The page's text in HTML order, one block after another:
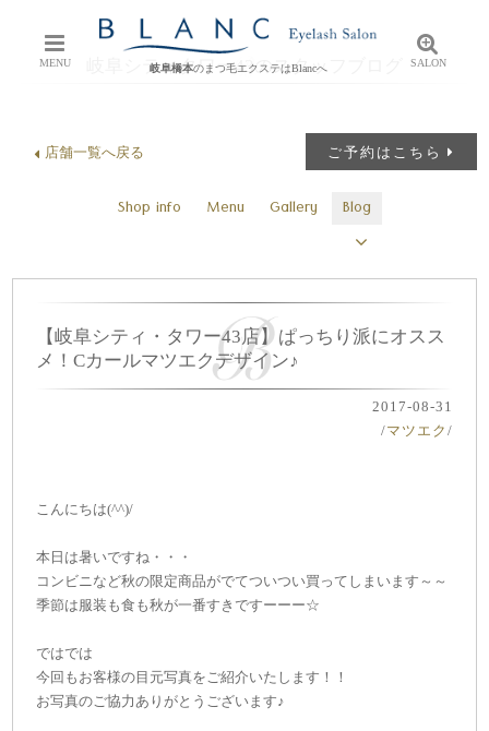
MENU 岐阜橋本のまつ毛エクステはBlancへ SALON
岐阜シティタワー43のスタッフブログ
ご予約はこちら
店舗一覧へ戻る
Shop info Menu Gallery Blog
【岐阜シティ・タワー43店】ぱっちり派にオスス
メ！Cカールマツエクデザイン♪
2017-08-31
/マツエク /
こんにちは(^^)/
本日は暑いですね・・・
コンビニなど秋の限定商品がでてついつい買ってしまいます～～
季節は服装も食も秋が一番すきですーーー☆
ではでは
今回もお客様の目元写真をご紹介いたします！！
お写真のご協力ありがとうございます♪